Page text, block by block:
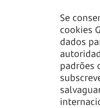
Se
cookies
dados
padrões